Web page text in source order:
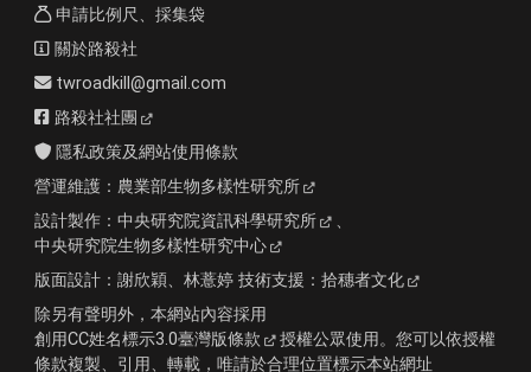
申請比例尺、採集袋
關於路殺社
twroadkill@gmail.com
路殺社社團
隱私政策及網站使用條款
營運維護： 農業部生物多樣性研究所
設計製作： 中央研究院資訊科學研究所
、
中央研究院生物多樣性研究中心
版面設計： 謝欣穎、林薏婷 技術支援： 拾穗者文化
除另有聲明外，本網站內容採用
創用CC姓名標示3.0臺灣版條款
授權公眾使用。您可以依授權
條款複製、引用、轉載，唯請於合理位置標示本站網址